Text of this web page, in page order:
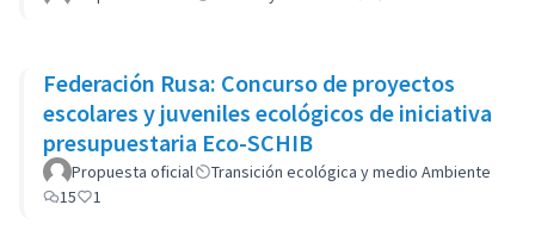
Federación Rusa: Concurso de proyectos
escolares y juveniles ecológicos de iniciativa
presupuestaria Eco-SCHIB
Propuesta oficial
Transición ecológica y medio Ambiente
15
1